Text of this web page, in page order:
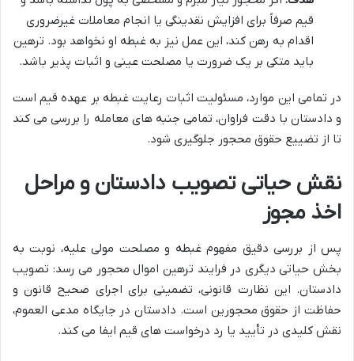
قیم صرفاً برای افزایش نقدینگی یا انجام معاملات غیرضروری
اقدام به رهن کند، این عمل نیز به غبطه او نخواهد بود. ترهین
باید متکی بر یک ضرورت یا مصلحت عینی و اثبات پذیر باشد.
در تمامی این موارد، مسئولیت اثبات رعایت غبطه بر عهده قیم است
و دادستان با دقت فراوان، تمامی جنبه های معامله را بررسی می کند
تا از تضییع حقوق محجور جلوگیری شود.
نقش حیاتی تصویب دادستان و مراحل
اخذ مجوز
پس از بررسی دقیق مفهوم غبطه و مصلحت مولی علیه، نوبت به
بخش حیاتی دیگری در فرایند ترهین اموال محجور می رسد: تصویب
دادستان. این نظارت قانونی، تضمینی برای اجرای صحیح قانون و
حفاظت از حقوق محجورین است. دادستان در جایگاه مدعی العموم،
نقش کلیدی در تأیید یا رد درخواست های قیم ایفا می کند.